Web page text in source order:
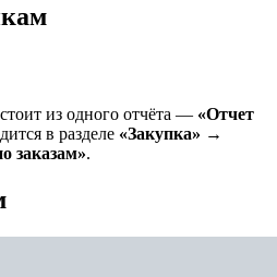
из одного отчёта — «Отчет
в разделе «Закупка» →
заказам».